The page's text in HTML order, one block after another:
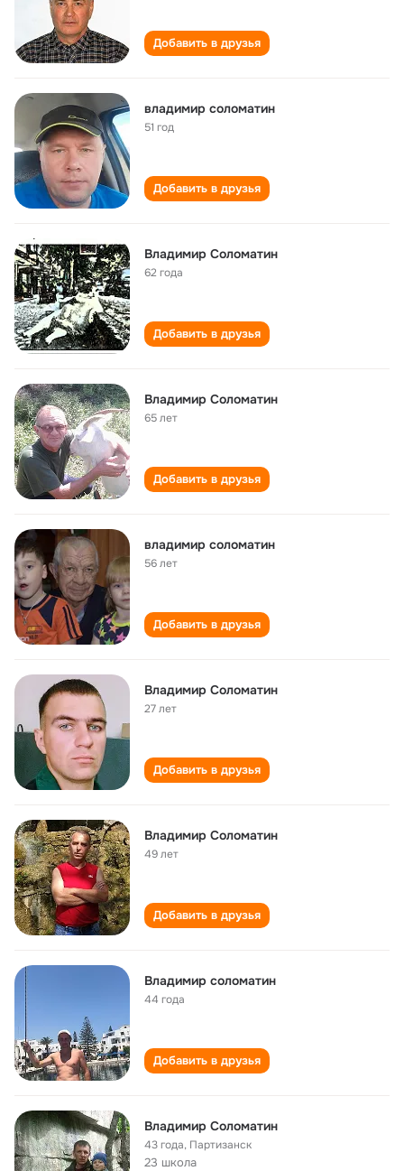
Добавить в друзья
владимир соломатин
51 год
Добавить в друзья
Владимир Соломатин
62 года
Добавить в друзья
Владимир Соломатин
65 лет
Добавить в друзья
владимир соломатин
56 лет
Добавить в друзья
Владимир Соломатин
27 лет
Добавить в друзья
Владимир Соломатин
49 лет
Добавить в друзья
Владимир соломатин
44 года
Добавить в друзья
Владимир Соломатин
43 года, Партизанск
23 школа